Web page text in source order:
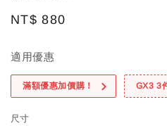
Regular
NT$ 880
適用優惠
滿額優惠加價購！ GX3 3
尺寸